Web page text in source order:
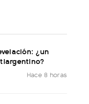
¿un
Hace 8 horas